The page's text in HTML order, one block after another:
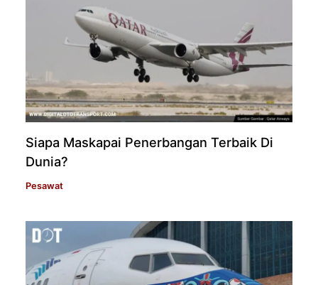
Siapa Maskapai Penerbangan Terbaik Di
Dunia?
Pesawat